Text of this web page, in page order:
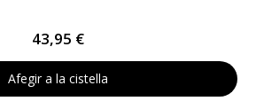
43,95 €
Afegir a la cistella